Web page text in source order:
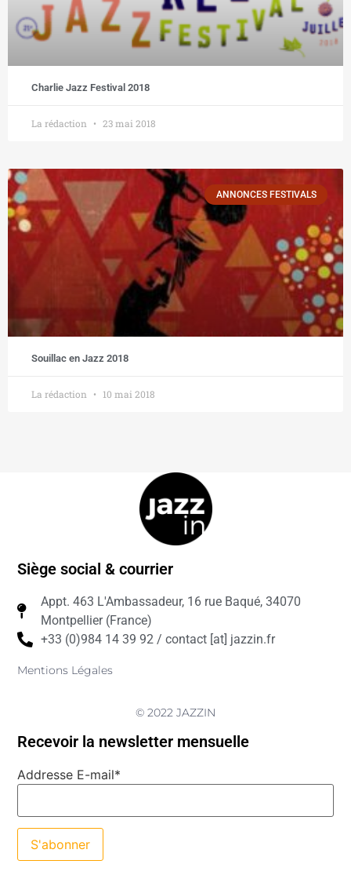
Charlie Jazz Festival 2018
La rédaction 23 mai 2018
ANNONCES FESTIVALS
Souillac en Jazz 2018
La rédaction 10 mai 2018
Siège social & courrier
Appt. 463 L'Ambassadeur, 16 rue Baqué, 34070
Montpellier (France)
+33 (0)984 14 39 92 / contact [at] jazzin.fr
Mentions Légales
© 2022 JAZZIN
Recevoir la newsletter mensuelle
Addresse E-mail*